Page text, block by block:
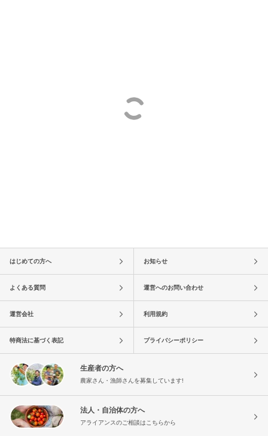
はじめての方へ お知らせ
よくある質問 運営へのお問い合わせ
運営会社 利用規約
特商法に基づく表記 プライバシーポリシー
生産者の方へ
農家さん・漁師さんを募集しています!
法人・自治体の方へ
アライアンスのご相談はこちらから